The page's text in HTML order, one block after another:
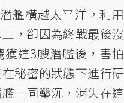
艦橫越太平洋，利用
，卻因為終戰最後沒
這3艘潛艦後，害怕
秘密的狀態下進行研
一同鑿沉，消失在這